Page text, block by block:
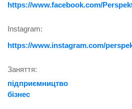
https://www.facebook.com/
Instagram:
https://www.instagram.com/
Заняття:
підприємництво
бізнес